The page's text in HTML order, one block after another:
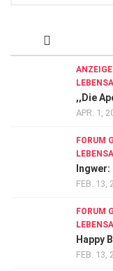
ANZEIGE
,,Die
APR. 1,
FORUM
FEB. 13,
FORUM
Happy
FEB. 13,